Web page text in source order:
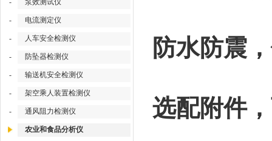
- 泵效测试仪
- 电流测定仪
- 人车安全检测仪
- 防坠器检测仪
- 输送机安全检测仪
- 架空乘人装置检测仪
- 通风阻力检测仪
农业和食品分析仪
防水防震
选配附件